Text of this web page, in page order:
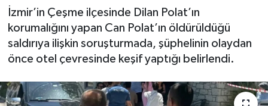
İzmir’in Çeşme ilçesinde Dilan Polat’ın
korumalığını yapan Can Polat’ın öldürüldüğü
saldırıya ilişkin soruşturmada, şüphelinin olaydan
önce otel çevresinde keşif yaptığı belirlendi.
Dünya
Kültür - Sanat
Magazin
Son Dakika Haberleri